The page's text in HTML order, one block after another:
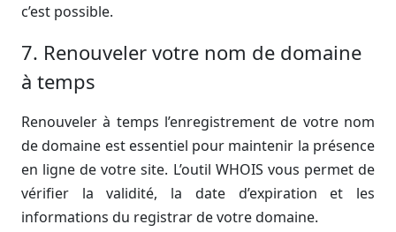
c’est possible.
7. Renouveler votre nom de domaine
à temps
Renouveler à temps l’enregistrement de votre nom
de domaine est essentiel pour maintenir la présence
en ligne de votre site. L’outil WHOIS vous permet de
vérifier la validité, la date d’expiration et les
informations du registrar de votre domaine.